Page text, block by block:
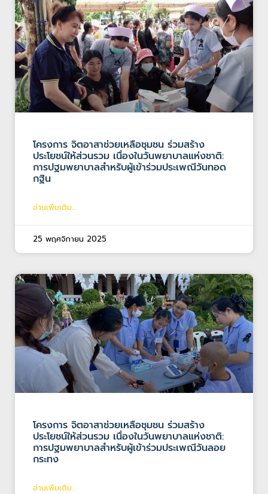
โครงการ จิตอาสาช่วยเหลือชุมชน ร่วมสร้าง
ประโยชน์ให้ส่วนรวม เนื่องในวันพยาบาลแห่งชาติ:
การปฐมพยาบาลสำหรับผู้เข้าร่วมประเพณีวันทอด
กฐิน
อ่านเพิ่มเติม...
25 พฤศจิกายน 2025
โครงการ จิตอาสาช่วยเหลือชุมชน ร่วมสร้าง
ประโยชน์ให้ส่วนรวม เนื่องในวันพยาบาลแห่งชาติ:
การปฐมพยาบาลสำหรับผู้เข้าร่วมประเพณีวันลอย
กระทง
อ่านเพิ่มเติม...